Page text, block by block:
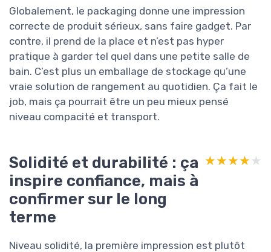
Globalement, le packaging donne une impression
correcte de produit sérieux, sans faire gadget. Par
contre, il prend de la place et n’est pas hyper
pratique à garder tel quel dans une petite salle de
bain. C’est plus un emballage de stockage qu’une
vraie solution de rangement au quotidien. Ça fait le
job, mais ça pourrait être un peu mieux pensé
niveau compacité et transport.
Solidité et durabilité : ça
inspire confiance, mais à
confirmer sur le long
terme
★★★★★
★★★★★
Niveau solidité, la première impression est plutôt